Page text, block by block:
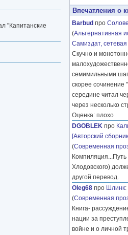
"Капитанские
Впечатления о
Barbud про
(Альтернативная
Самиздат,
Скучно и
семимильными
скорее сочинение
середине читал
через несколько
Оценка: плохо
DGOBLEK про
[Авторский
(Современная
Компиляция...Путь
Хлодовского)
другой перевод.
Oleg68 про Шлинк:
(Современная
Книга-
нации за
войне и о личной